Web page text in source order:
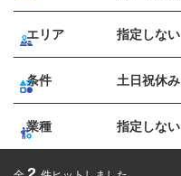
エリア 指定しない
条件 土日祝休み
業種 指定しない